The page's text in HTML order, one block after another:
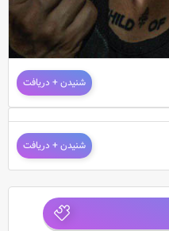
شنیدن + دریافت
New Music Shahyad Called Mesle To
شنیدن + دریافت